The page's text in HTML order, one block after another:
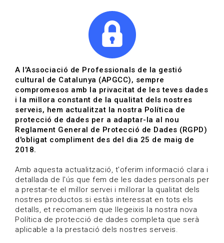
Actualitza't
Vols estar al dia?
HOME / BLOG
Estigues al dia
Convocatòries, activitats i notícies del sector de la
cultura.
A l'Associació de Professionals de la gestió
cultural de Catalunya (APGCC), sempre
compromesos amb la privacitat de les teves dades
i la millora constant de la qualitat dels nostres
serveis, hem actualitzat la nostra Política de
protecció de dades per a adaptar-la al nou
Reglament General de Protecció de Dades (RGPD)
d'obligat compliment des del dia 25 de maig de
2018.
Amb aquesta actualització, t'oferim informació clara i
detallada de l'ús que fem de les dades personals per
a prestar-te el millor servei i millorar la qualitat dels
nostres productos.si estàs interessat en tots els
detalls, et recomanem que llegeixis la nostra nova
Política de protecció de dades completa que serà
aplicable a la prestació dels nostres serveis.